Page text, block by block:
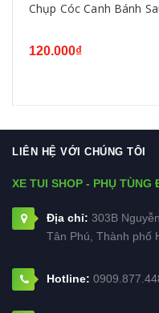
Chụp Cóc Canh Bánh
120.000₫
LIÊN HỆ VỚI CHÚNG TÔI
XE TUI SHOP - PHỤ TÙNG
Địa chỉ: 303B
Tân Phú, Thành phố
Hotline: